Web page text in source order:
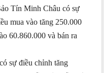
Tín Minh Châu có sự
mua vào tăng 250.000
60.860.000 và bán ra
sự điều chỉnh tăng